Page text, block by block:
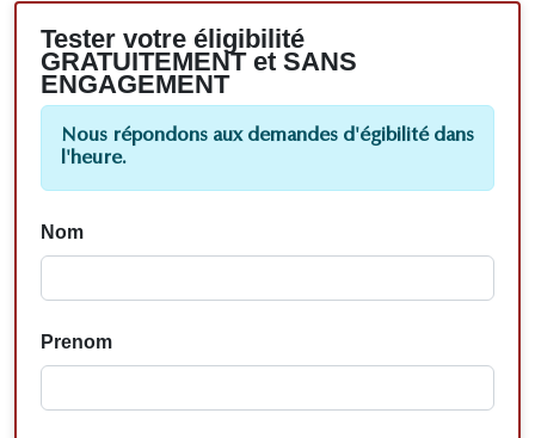
Tester votre éligibilité
GRATUITEMENT et SANS
ENGAGEMENT
Nous répondons aux demandes d'égibilité dans
l'heure.
Nom
Prenom